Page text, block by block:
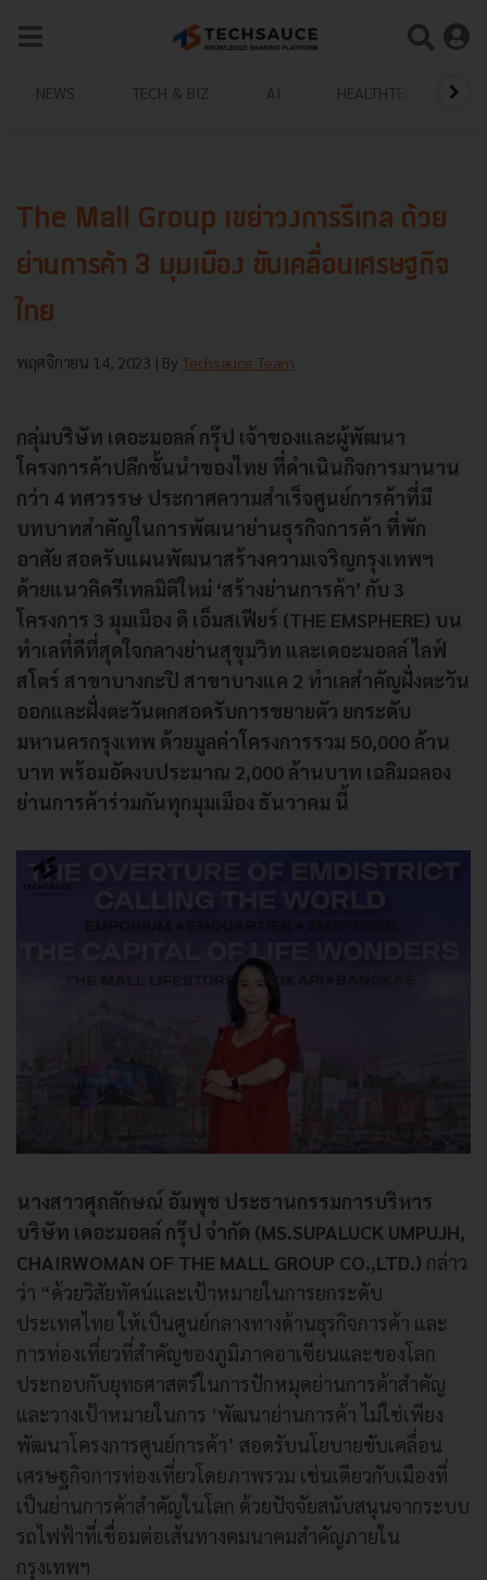
NEWS TECH & BIZ AI HEALTHTECH
The Mall Group เขย่าวงการรีเทล ด้วย
ย่านการค้า 3 มุมเมือง ขับเคลื่อนเศรษฐกิจ
ไทย
พฤศจิกายน 14, 2023 | By Techsauce Team
กลุ่มบริษัท เดอะมอลล์ กรุ๊ป เจ้าของและผู้พัฒนา
โครงการค้าปลีกชั้นนำของไทย ที่ดำเนินกิจการมานาน
กว่า 4 ทศวรรษ ประกาศความสำเร็จศูนย์การค้าที่มี
บทบาทสำคัญในการพัฒนาย่านธุรกิจการค้า ที่พัก
อาศัย สอดรับแผนพัฒนาสร้างความเจริญกรุงเทพฯ
ด้วยแนวคิดรีเทลมิติใหม่ ‘สร้างย่านการค้า’ กับ 3
โครงการ 3 มุมเมือง ดิ เอ็มสเฟียร์ (THE EMSPHERE) บน
ทำเลที่ดีที่สุดใจกลางย่านสุขุมวิท และเดอะมอลล์ ไลฟ์
สโตร์ สาขาบางกะปิ สาขาบางแค 2 ทำเลสำคัญฝั่งตะวัน
ออกและฝั่งตะวันตกสอดรับการขยายตัว ยกระดับ
มหานครกรุงเทพ ด้วยมูลค่าโครงการรวม 50,000 ล้าน
บาท พร้อมอัดงบประมาณ 2,000 ล้านบาท เฉลิมฉลอง
ย่านการค้าร่วมกันทุกมุมเมือง ธันวาคม นี้
นางสาวศุภลักษณ์ อัมพุช ประธานกรรมการบริหาร
บริษัท เดอะมอลล์ กรุ๊ป จำกัด (MS.SUPALUCK UMPUJH,
CHAIRWOMAN OF THE MALL GROUP CO.,LTD.) กล่าว
ว่า “ด้วยวิสัยทัศน์และเป้าหมายในการยกระดับ
ประเทศไทย ให้เป็นศูนย์กลางทางด้านธุรกิจการค้า และ
การท่องเที่ยวที่สำคัญของภูมิภาคอาเซียนและของโลก
ประกอบกับยุทธศาสตร์ในการปักหมุดย่านการค้าสำคัญ
และวางเป้าหมายในการ ‘พัฒนาย่านการค้า ไม่ใช่เพียง
พัฒนาโครงการศูนย์การค้า’ สอดรับนโยบายขับเคลื่อน
เศรษฐกิจการท่องเที่ยวโดยภาพรวม เช่นเดียวกับเมืองที่
เป็นย่านการค้าสำคัญในโลก ด้วยปัจจัยสนับสนุนจากระบบ
รถไฟฟ้าที่เชื่อมต่อเส้นทางคมนาคมสำคัญภายใน
กรุงเทพฯ